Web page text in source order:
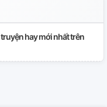
hay mới nhất trên